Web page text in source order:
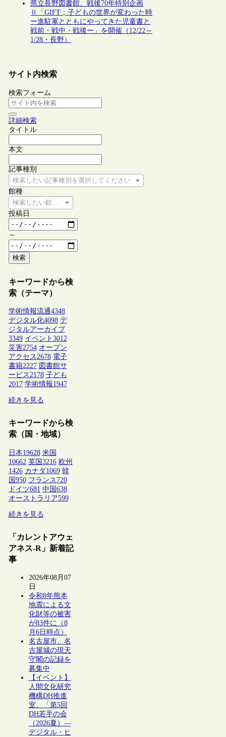
県立長野図書館、戦後70年特別企画
Ⅱ「GIFT；子どもの世界が変わった時
ー進駐軍とともにやってきた児童書と
戦前・戦中・戦後ー」を開催（12/22～
1/28・長野）
サイト内検索
検索フォーム
詳細検索
タイトル
本文
記事種別
検索したい記事種別を選択してください
館種
検索したい館種を選択してください
投稿日
～
検索
キーワードから検
索（テーマ）
学術情報流通4348
デジタル化4098 デ
ジタルアーカイブ
3349 イベント 3012
災害2754 オープン
アクセス2678 電子
書籍2227 図書館サ
ービス2178 子ども
2017 学術情報1947
続きを見る
キーワードから検
索（国・地域）
日本19628 米国
10662 英国3216 欧州
1426 カナダ1069 韓
国950 フランス 720
ドイツ681 中国638
オーストラリア599
続きを見る
「カレントアウェ
アネス-R」新着記
事
2026年08月07
日
令和8年熊本
地震による文
化財等の被害
が83件に（8
月6日時点）
名古屋市、名
古屋城の現天
守閣の記録を
募集中
【イベント】
人間文化研究
機構DH推進
室、「第5回
DH若手の会
（2026夏）―
デジタル・ヒ